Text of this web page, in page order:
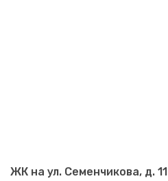
ЖК на ул. Семенчикова, д. 11